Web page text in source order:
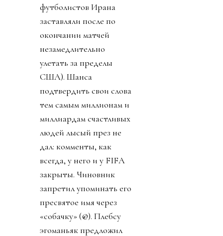
футболистов Ирана
заставляли после по
окончании матчей
незамедлительно
улетать за пределы
США). Шанса
подтвердить свои слова
тем самым миллионам и
миллиардам счастливых
людей лысый през не
дал: комменты, как
всегда, у него и у FIFA
закрыты. Чиновник
запретил упоминать его
пресвятое имя через
«собачку» (@). Плебсу
эгоманьяк предложил